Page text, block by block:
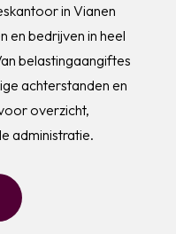
in Vianen
en bedrijven in heel
belastingaangiftes
achterstanden en
overzicht,
administratie.